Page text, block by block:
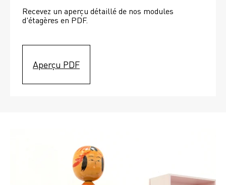
Recevez un aperçu détaillé de nos modules
d'étagères en PDF.
Aperçu PDF